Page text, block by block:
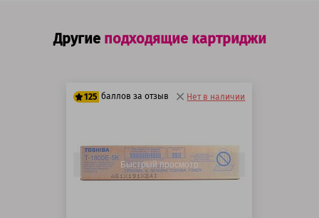
Другие подходящие картриджи
125 баллов за отзыв
125 баллов
Нет в наличии
Быстрый просмотр